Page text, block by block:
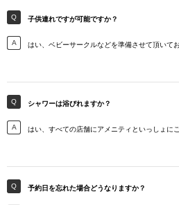
子供連れですが可能ですか？
はい、ベビーサークルなどを準備させて頂いてお
シャワーは浴びれますか？
はい、すべての店舗にアメニティといっしょに
予約日を忘れた場合どうなりますか？